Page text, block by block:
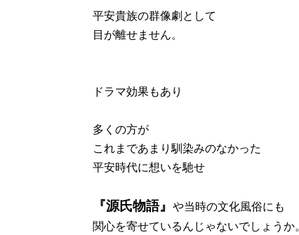
平安貴族の群像劇として
目が離せません。
ドラマ効果もあり
多くの方が
これまであまり馴染みのなかった
平安時代に想いを馳せ
『源氏物語』 や当時の文化風俗にも
関心を寄せているんじゃないでしょうか。